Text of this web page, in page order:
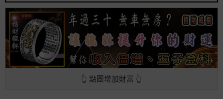
👆 點圖增加財富 👆